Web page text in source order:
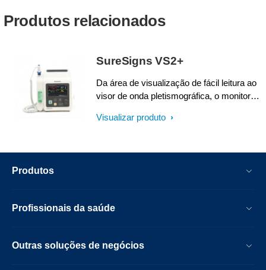
Produtos relacionados
SureSigns VS2+
Da área de visualização de fácil leitura ao
visor de onda pletismográfica, o monitor
para facilitar a coleta de sinais vitais,
Visualizar produto
Produtos
Profissionais da saúde
Outras soluções de negócios